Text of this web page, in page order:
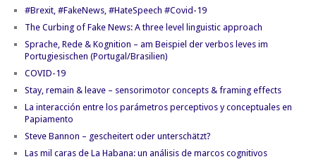
#Brexit, #FakeNews, #HateSpeech #Covid-19
The Curbing of Fake News: A three level linguistic approach
Sprache, Rede & Kognition – am Beispiel der verbos leves im
Portugiesischen (Portugal/Brasilien)
COVID-19
Stay, remain & leave – sensorimotor concepts & framing effects
La interacción entre los parámetros perceptivos y conceptuales en
Papiamento
Steve Bannon – gescheitert oder unterschätzt?
Las mil caras de La Habana: un análisis de marcos cognitivos